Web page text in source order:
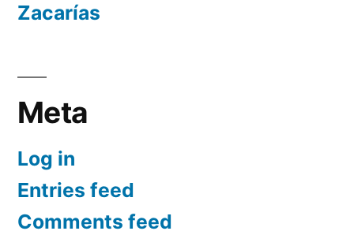
Zacarías
Meta
Log in
Entries feed
Comments feed